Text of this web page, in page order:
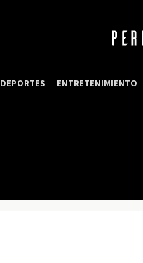
DEPORTES ENTRETENIMIENTO